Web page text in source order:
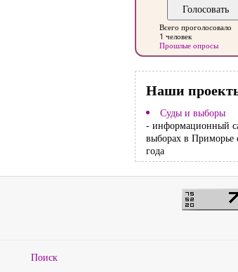
Всего проголосовало
1 человек
Прошлые опросы
Наши
Суды и выборы
- информационный
выборах в Приморье
года
Поиск